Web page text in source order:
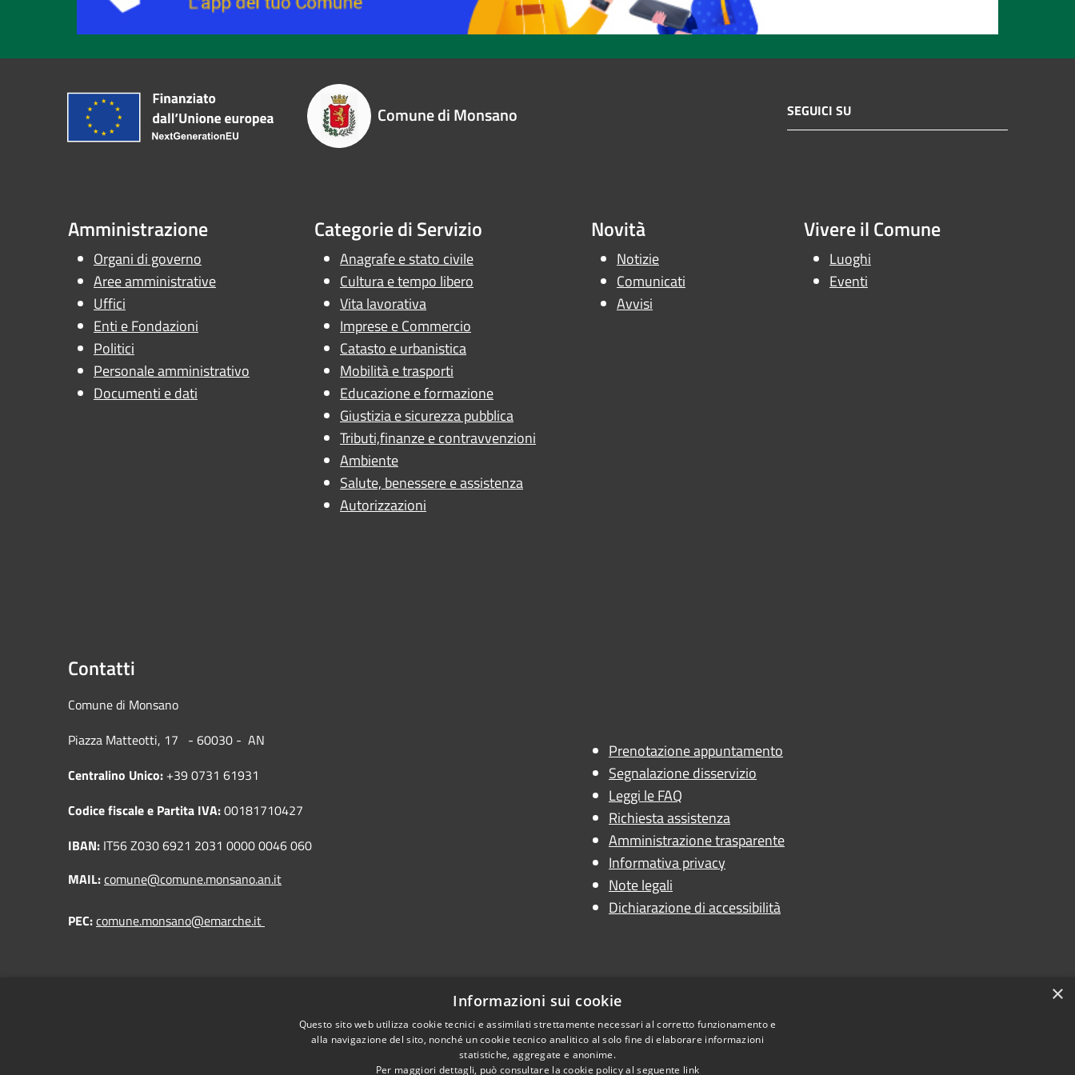
Comune di Monsano SEGUICI SU
Amministrazione
Organi di governo
Aree amministrative
Uffici
Enti e Fondazioni
Politici
Personale amministrativo
Documenti e dati
Categorie di Servizio
Anagrafe e stato civile
Cultura e tempo libero
Vita lavorativa
Imprese e Commercio
Catasto e urbanistica
Mobilità e trasporti
Educazione e formazione
Giustizia e sicurezza pubblica
Tributi,finanze e contravvenzioni
Ambiente
Salute, benessere e assistenza
Autorizzazioni
Novità
Notizie
Comunicati
Avvisi
Vivere il Comune
Luoghi
Eventi
Contatti
Comune di Monsano
Piazza Matteotti, 17 - 60030 - AN
Centralino Unico: +39 0731 61931
Codice fiscale e Partita IVA:00181710427
IBAN: IT56 Z030 6921 2031 0000 0046 060
MAIL:comune@comune.monsano.an.it
PEC:comune.monsano@emarche.it
Prenotazione appuntamento
Segnalazione disservizio
Leggi le FAQ
Richiesta assistenza
Amministrazione trasparente
Informativa privacy
Note legali
Dichiarazione di accessibilità
×
Informazioni sui cookie
Questo sito web utilizza cookie tecnici e assimilati strettamente necessari al corretto funzionamento e
alla navigazione del sito, nonché un cookie tecnico analitico al solo fine di elaborare informazioni
statistiche, aggregate e anonime.
Per maggiori dettagli, può consultare la cookie policy al seguente link